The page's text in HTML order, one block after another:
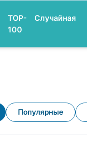
TOP-
100
Случайная
Популярные